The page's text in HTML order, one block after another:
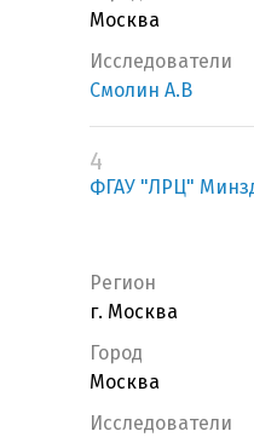
Москва
Исследователи
Смолин А.В
4
ФГАУ "ЛРЦ"
Регион
г. Москва
Город
Москва
Исследователи